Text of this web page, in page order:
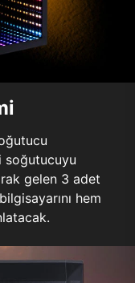
soğutucuyu
gelen 3 adet
hem